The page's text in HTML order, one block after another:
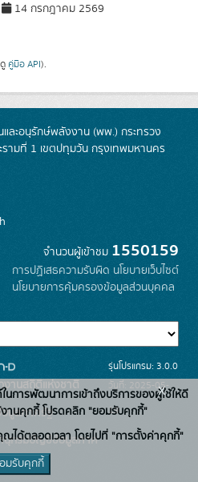
14 กรกฎาคม 2569
คู่มือ API).
ะอนุรักษ์พลังงาน (พพ.) กระทรวง
ามที่ 1 เขตปทุมวัน กรุงเทพมหานคร
จำนวนผู้เข้าชม 1550159
การปฏิเสธความรับผิด นโยบายเว็บไซต์
นโยบายการคุ้มครองข้อมูลส่วนบุคคล
งานสถิติแห่งชาติ
มูลภาครัฐ
นุกรมบัญชีข้อมูลภาค
รุ่นโปรแกรม: 3.0.0
วันที่: 2025-05-
19
นการพัฒนาการเข้าถึงบริการของผู้ใช้ให้ดี
านคุกกี้ โปรดคลิก "ยอมรับคุกกี้"
ด้ตลอดเวลา โดยไปที่ "การตั้งค่าคุกกี้"
มรับคุกกี้
x